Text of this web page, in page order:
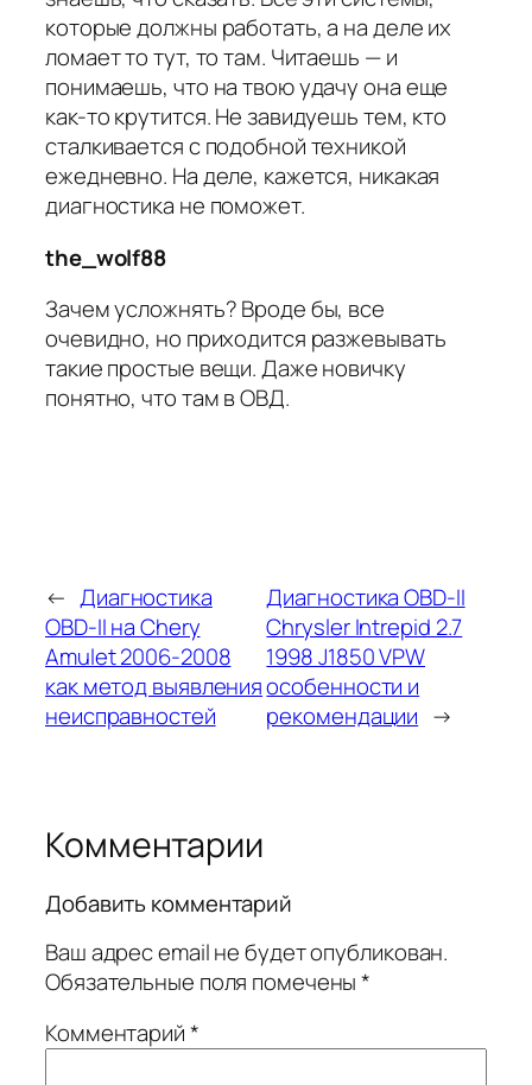
которые должны работать, а на деле их
ломает то тут, то там. Читаешь — и
понимаешь, что на твою удачу она еще
как-то крутится. Не завидуешь тем, кто
сталкивается с подобной техникой
ежедневно. На деле, кажется, никакая
диагностика не поможет.
the_wolf88
Зачем усложнять? Вроде бы, все
очевидно, но приходится разжевывать
такие простые вещи. Даже новичку
понятно, что там в ОВД.
← Диагностика
OBD-II на Chery
Amulet 2006-2008
как метод выявления
неисправностей
Диагностика OBD-II
Chrysler Intrepid 2.7
1998 J1850 VPW
особенности и
рекомендации →
Комментарии
Добавить комментарий
Ваш адрес email не будет опубликован.
Обязательные поля помечены*
Комментарий*